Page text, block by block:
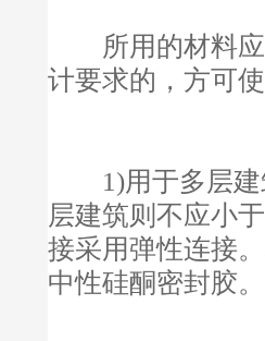
所用的材料应
计要求的，方可
1)用于多层建
层建筑则不应小
接采用弹性连接
中性硅酮密封胶。